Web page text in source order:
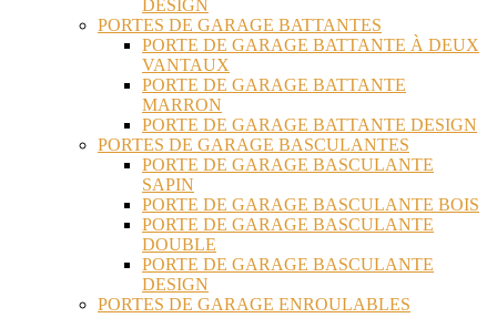
DESIGN
PORTES DE GARAGE BATTANTES
PORTE DE GARAGE BATTANTE À DEUX
VANTAUX
PORTE DE GARAGE BATTANTE
MARRON
PORTE DE GARAGE BATTANTE DESIGN
PORTES DE GARAGE BASCULANTES
PORTE DE GARAGE BASCULANTE
SAPIN
PORTE DE GARAGE BASCULANTE BOIS
PORTE DE GARAGE BASCULANTE
DOUBLE
PORTE DE GARAGE BASCULANTE
DESIGN
PORTES DE GARAGE ENROULABLES